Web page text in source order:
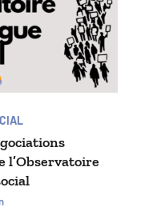
l’Observatoire